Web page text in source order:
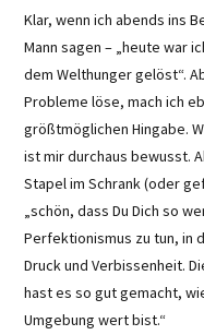
Klar, wenn ich abends ins
Mann sagen – „heute war
dem Welthunger gelöst“.
Probleme löse, mach ich
größtmöglichen Hingabe.
ist mir durchaus bewusst.
Stapel im Schrank (oder
„schön, dass Du Dich so
Perfektionismus zu tun, in
Druck und Verbissenheit.
hast es so gut gemacht,
Umgebung wert bist.“